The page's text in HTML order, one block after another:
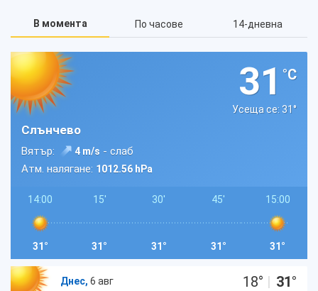
В момента По часове 14-дневна
31 °C
Усеща се: 31°
Слънчево
Вятър: 4 m/s - слаб
Атм. налягане: 1012.56 hPa
14:00
31°
15'
31°
30'
31°
45'
31°
15:00
31°
Днес, 6 авг
18° | 31°